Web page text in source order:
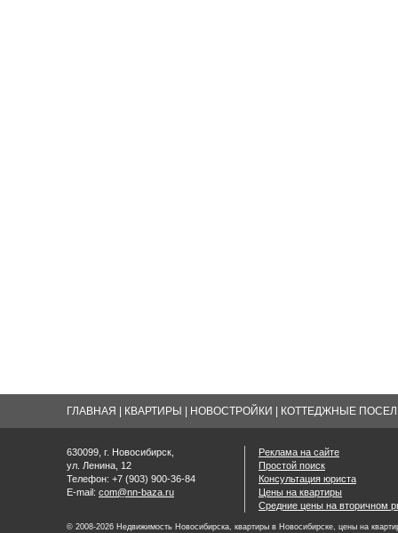
ГЛАВНАЯ КВАРТИРЫ НОВОСТРОЙКИ КОТТЕДЖНЫЕ
630099, г. Новосибирск,
ул. Ленина, 12
Телефон: +7 (903) 900-36-84
E-mail: com@nn-baza.ru
Реклама на сайте
Простой поиск
Консультация юриста
Цены на квартиры
Средние цены на вторичном
© 2008-2026 Недвижимость Новосибирска, квартиры в Новосибирске, цены на